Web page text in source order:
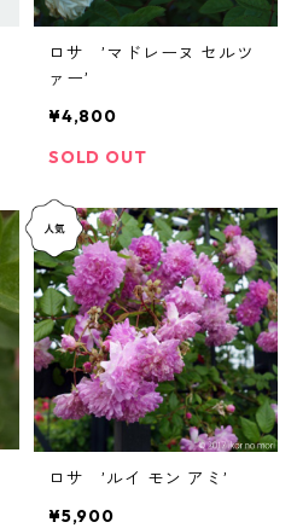
ロサ ’マドレーヌ セルツ
ァー’
¥4,800
SOLD OUT
ロサ ’ルイ モン アミ’
¥5,900